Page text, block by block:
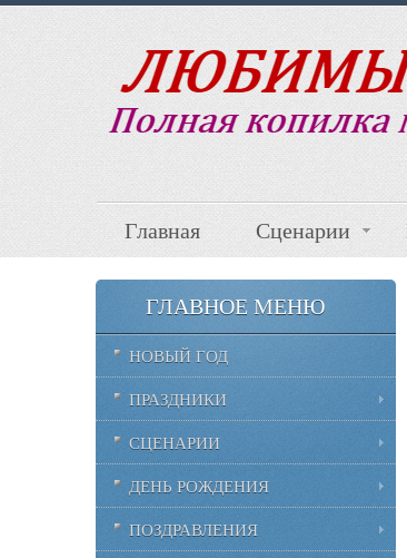
Главная Сценарии
ГЛАВНОЕ МЕНЮ
НОВЫЙ ГОД
ПРАЗДНИКИ
СЦЕНАРИИ
ДЕНЬ РОЖДЕНИЯ
ПОЗДРАВЛЕНИЯ